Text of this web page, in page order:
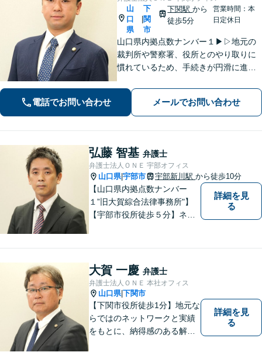
山
口
県
下
関
市
下関駅から
徒歩5分
営業時間：本
日定休日
山口県内拠点数ナンバー１▶︎▷地元の
裁判所や警察署、役所とのやり取りに
慣れているため、手続きが円滑に進み
ことで、仕事帰りや急な事態でも相談
に行きやすくなります。法律トラブル
は「地域密着」の当事務所にご相談く
ださい。
電話でお問い合わせ メールでお問い合わせ
弘藤 智基 弁護士
弁護士法人ＯＮＥ 宇部オフィス
山口県|宇部市 宇部新川駅 から徒歩10分
【山口県内拠点数ナンバー
１”旧大賀綜合法律事務所"】
【宇部市役所徒歩５分】ネッ
相談ください。
詳細を見
る
大賀 一慶 弁護士
弁護士法人ＯＮＥ 本社オフィス
山口県|下関市
【下関市役所徒歩1分】地元な
らではのネットワークと実績
をもとに、納得感のある解決
詳細を見
る